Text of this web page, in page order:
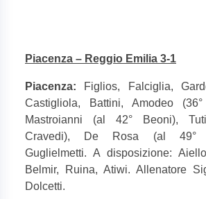
Piacenza – Reggio Emilia 3-1
Piacenza: Figlios, Falciglia,
Castigliola, Battini, Amodeo (36°
Mastroianni (al 42° Beoni),
Cravedi), De Rosa (al 49°
Guglielmetti. A disposizione:
Belmir, Ruina, Atiwi. Allenatore
Dolcetti.